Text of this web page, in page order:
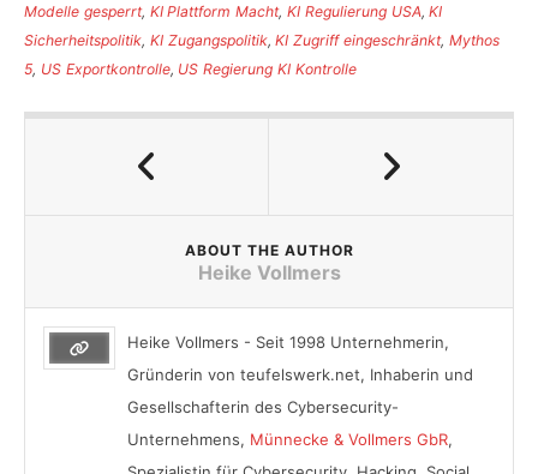
Modelle gesperrt, KI Plattform Macht,KI Regulierung USA,KI
Sicherheitspolitik, KI Zugangspolitik,KI Zugriff eingeschränkt, Mythos
5, US Exportkontrolle, US Regierung KI Kontrolle
ABOUT THE AUTHOR
Heike Vollmers
Heike Vollmers - Seit 1998 Unternehmerin,
Gründerin von teufelswerk.net, Inhaberin und
Gesellschafterin des Cybersecurity-
Unternehmens, Münnecke & Vollmers GbR,